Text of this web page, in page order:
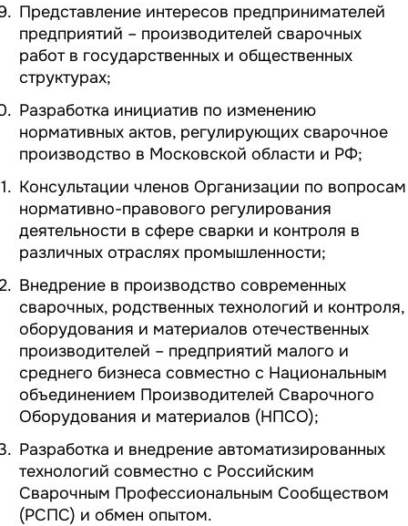
Представление интересов предпринимателей
предприятий – производителей сварочных
работ в государственных и общественных
структурах;
Разработка инициатив по изменению
нормативных актов, регулирующих сварочное
производство в Московской области и РФ;
Консультации членов Организации по вопросам
нормативно-правового регулирования
деятельности в сфере сварки и контроля в
различных отраслях промышленности;
Внедрение в производство современных
сварочных, родственных технологий и контроля,
оборудования и материалов отечественных
производителей – предприятий малого и
среднего бизнеса совместно с Национальным
объединением Производителей Сварочного
Оборудования и материалов (НПСО);
Разработка и внедрение автоматизированных
технологий совместно с Российским
Сварочным Профессиональным Сообществом
(РСПС) и обмен опытом.